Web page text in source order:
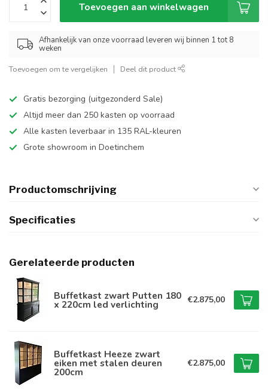
Toevoegen aan winkelwagen
Afhankelijk van onze voorraad leveren wij binnen 1 tot 8
weken
Toevoegen om te vergelijken Deel dit product
Gratis bezorging (uitgezonderd Sale)
Altijd meer dan 250 kasten op voorraad
Alle kasten leverbaar in 135 RAL-kleuren
Grote showroom in Doetinchem
Productomschrijving
Specificaties
Gerelateerde producten
Buffetkast zwart Putten 180
x 220cm led verlichting €2.875,00
Buffetkast Heeze zwart
eiken met stalen deuren
200cm
€2.875,00